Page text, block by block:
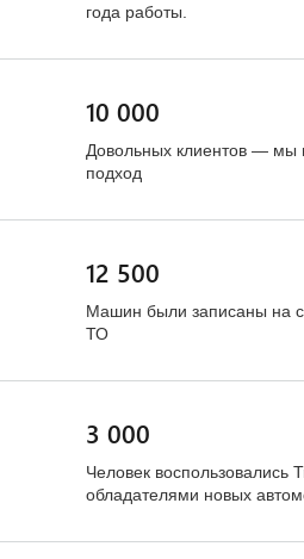
года работы.
10 000
Довольных клиентов — мы
подход
12 500
Машин были записаны на
ТО
3 000
Человек воспользовались
обладателями новых